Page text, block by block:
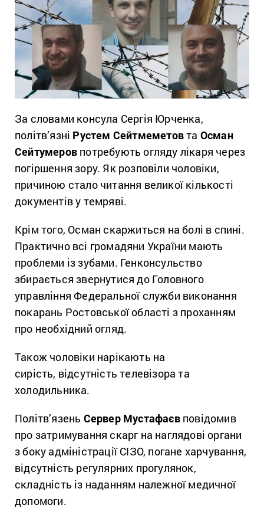
За словами консула Сергія Юрченка,
політв’язні Рустем Сейтмеметовта Осман
Сейтумеров потребують огляду лікаря через
погіршення зору. Як розповіли чоловіки,
причиною стало читання великої кількості
документів у темряві.
Крім того, Осман скаржиться на болі в спині.
Практично всі громадяни України мають
проблеми із зубами. Генконсульство
збирається звернутися до Головного
управління Федеральної служби виконання
покарань Ростовської області з проханням
про необхідний огляд.
Також чоловіки нарікають на
сирість, відсутність телевізора та
холодильника.
Політв’язень Сервер Мустафаєвповідомив
про затримування скарг на наглядові органи
з боку адміністрації СІЗО, погане харчування,
відсутність регулярних прогулянок,
складність із наданням належної медичної
допомоги.